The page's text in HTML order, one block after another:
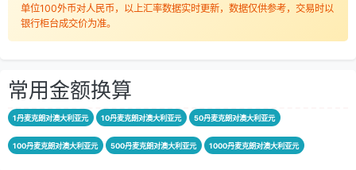
单位100外币对人民币，以上汇率数据实时更新，数据仅供参考，交易时以
银行柜台成交价为准。
常用金额换算
1丹麦克朗对澳大利亚元 10丹麦克朗对澳大利亚元 50丹麦克朗对澳大利亚元
100丹麦克朗对澳大利亚元 500丹麦克朗对澳大利亚元 1000丹麦克朗对澳大利亚元